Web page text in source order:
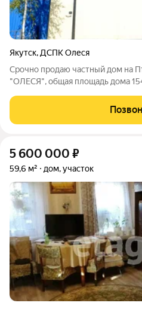
Якутск, ДСПК Олеся
Срочно продаю частный дом на
"ОЛЕСЯ", общая площадь дома
10,18х7,54, 2 этаж из бруса. К
2,60, на 2 этаже
5 600 000 ₽
59,6 м² дом, участок